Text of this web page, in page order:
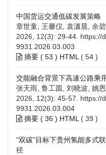
中国货运交通低碳发展策略
章世童, 王馨仪, 袁潇晨, 余
2026, 12(3): 29-44. https://
9931.2026.03.003
摘要 ( 53 ) HTML ( 54 )
交能融合背景下高速公路乘
张天雨, 鲁工圆, 刘晓波, 姚
2026, 12(3): 45-57. https://
9931.2026.03.004
摘要 ( 36 ) HTML ( 39 )
“双碳”目标下贵州氢能多式
径